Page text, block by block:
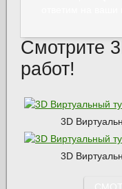
Смотрите
работ!
3D
3D